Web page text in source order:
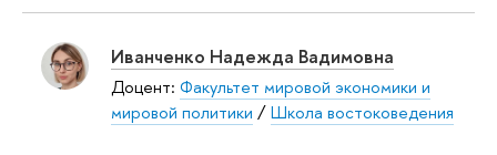
Иванченко Надежда Вадимовна
Доцент: Факультет мировой экономики и
мировой политики /Школа востоковедения